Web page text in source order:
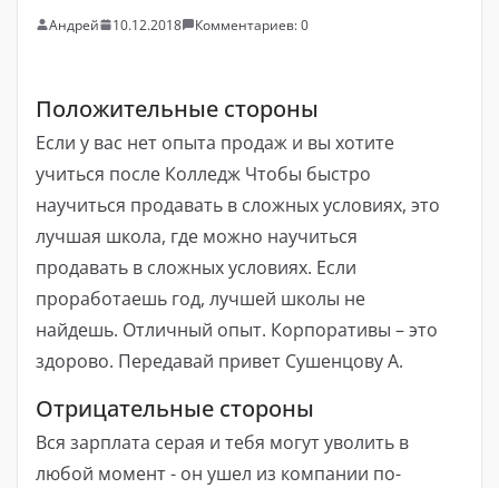
Андрей 10.12.2018 Комментариев: 0
Положительные стороны
Если у вас нет опыта продаж и вы хотите
учиться после Колледж Чтобы быстро
научиться продавать в сложных условиях, это
лучшая школа, где можно научиться
продавать в сложных условиях. Если
проработаешь год, лучшей школы не
найдешь. Отличный опыт. Корпоративы – это
здорово. Передавай привет Сушенцову А.
Отрицательные стороны
Вся зарплата серая и тебя могут уволить в
любой момент - он ушел из компании по-